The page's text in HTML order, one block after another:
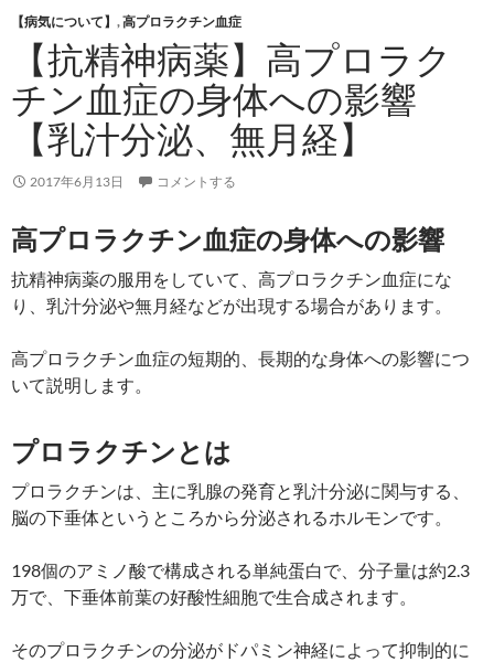
【病気について】 ,高プロラクチン血症
【抗精神病薬】高プロラク
チン血症の身体への影響
【乳汁分泌、無月経】
2017年6月13日 コメントする
高プロラクチン血症の身体への影響
抗精神病薬の服用をしていて、高プロラクチン血症にな
り、乳汁分泌や無月経などが出現する場合があります。
高プロラクチン血症の短期的、長期的な身体への影響につ
いて説明します。
プロラクチンとは
プロラクチンは、主に乳腺の発育と乳汁分泌に関与する、
脳の下垂体というところから分泌されるホルモンです。
198個のアミノ酸で構成される単純蛋白で、分子量は約2.3
万で、下垂体前葉の好酸性細胞で生合成されます。
そのプロラクチンの分泌がドパミン神経によって抑制的に